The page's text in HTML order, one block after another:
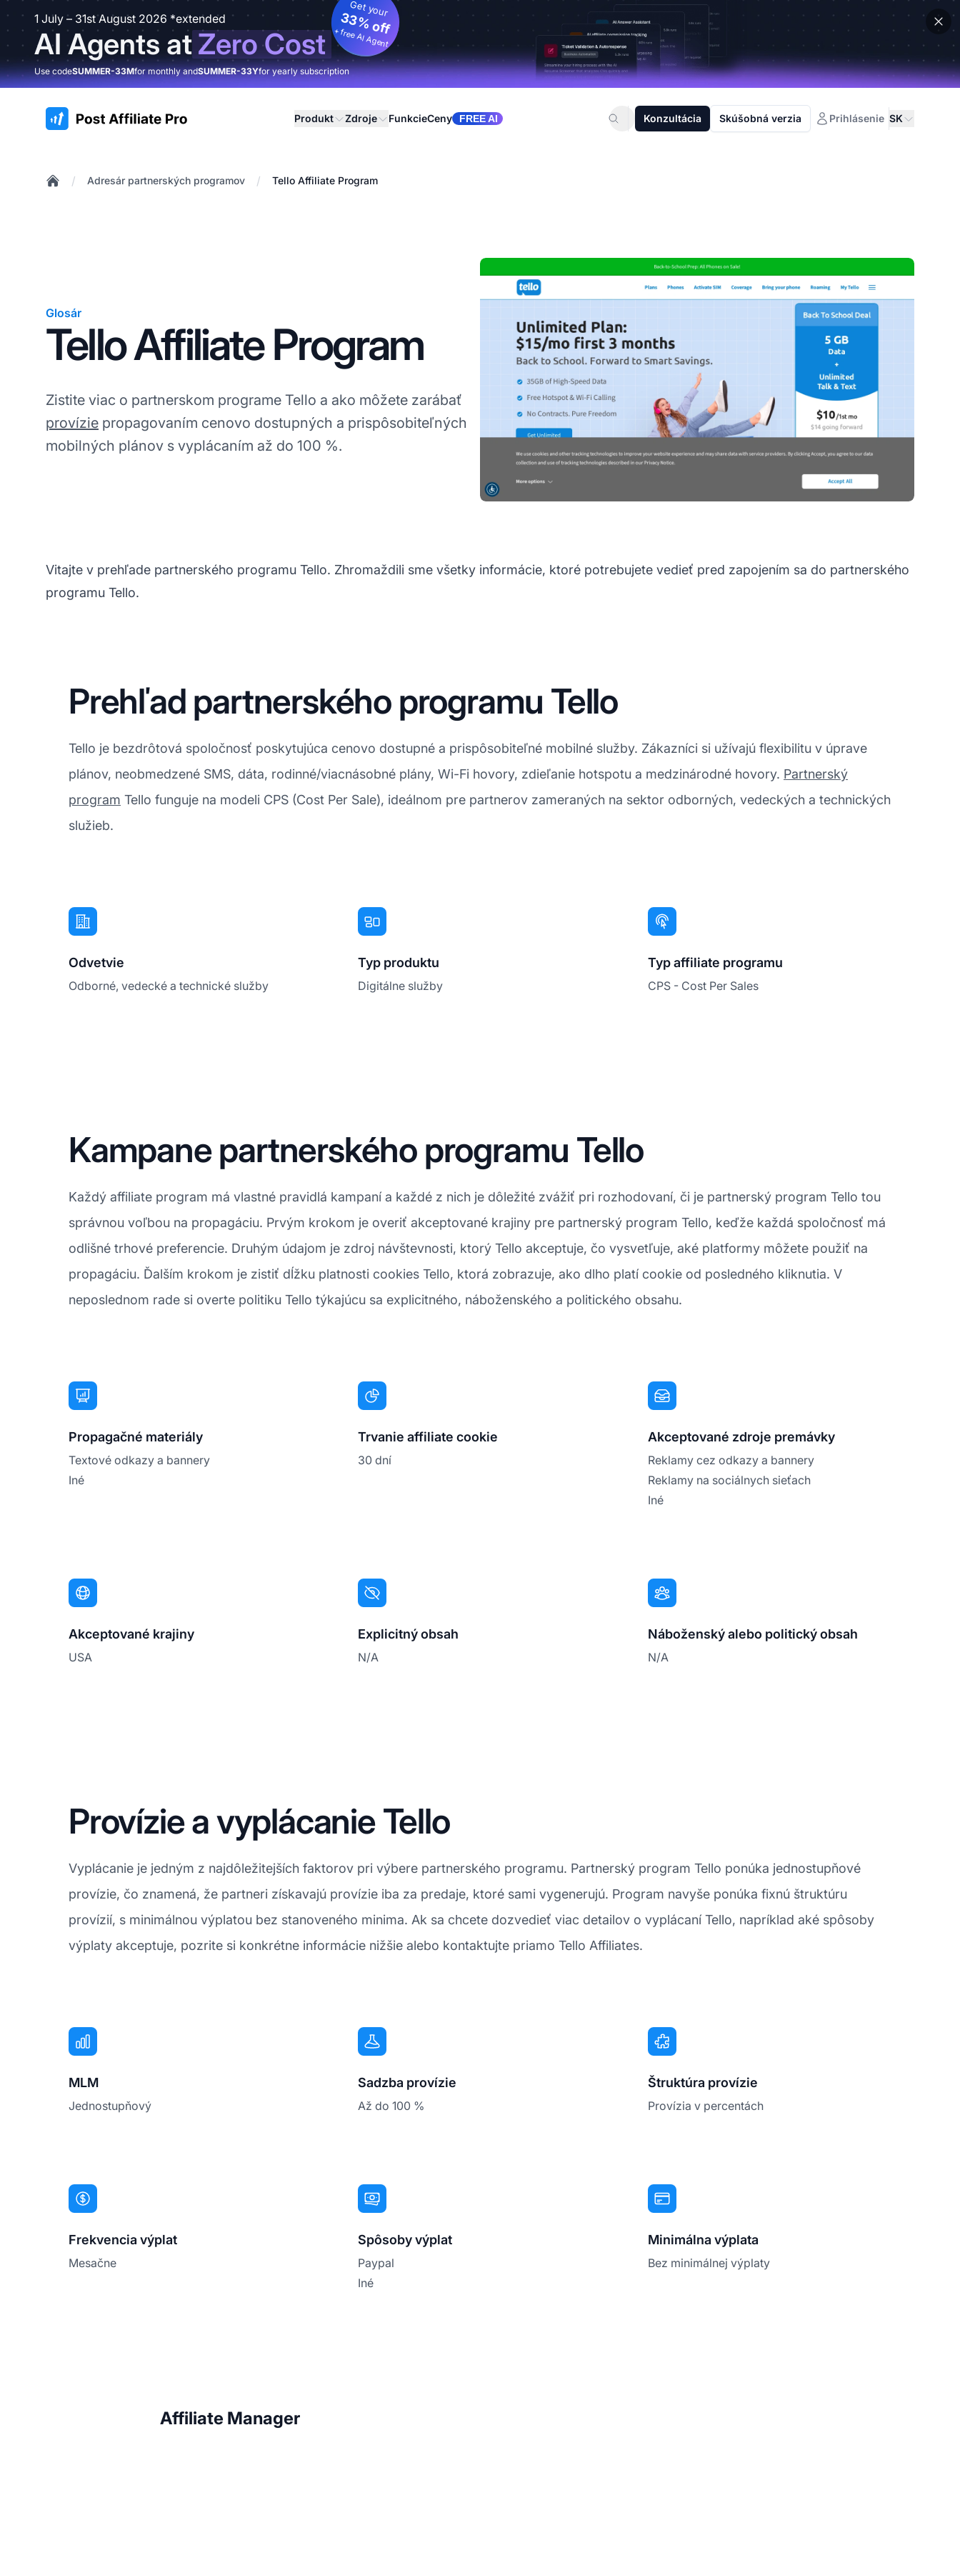
1 July – 31st August 2026 *extended
AI Agents atZero Cost
Get your
33% off
+ free AI Agent
Use codeSUMMER-33Mfor monthly andSUMMER-33Yfor yearly subscription
:site.title Produkt Zdroje FunkcieCeny FREE AI Konzultácia Skúšobná verzia Prihlásenie SK
/ Adresár partnerských programov / Tello Affiliate Program
Glosár
Tello Affiliate Program
Zistite viac o partnerskom programe Tello a ako môžete zarábať
provízie propagovaním cenovo dostupných a prispôsobiteľných
mobilných plánov s vyplácaním až do 100 %.
Vitajte v prehľade partnerského programu Tello. Zhromaždili sme všetky informácie, ktoré potrebujete vedieť pred zapojením sa do partnerského
programu Tello.
Prehľad partnerského programu Tello
Tello je bezdrôtová spoločnosť poskytujúca cenovo dostupné a prispôsobiteľné mobilné služby. Zákazníci si užívajú flexibilitu v úprave
plánov, neobmedzené SMS, dáta, rodinné/viacnásobné plány, Wi-Fi hovory, zdieľanie hotspotu a medzinárodné hovory. Partnerský
program Tello funguje na modeli CPS (Cost Per Sale), ideálnom pre partnerov zameraných na sektor odborných, vedeckých a technických
služieb.
Odvetvie
Odborné, vedecké a technické služby
Typ produktu
Digitálne služby
Typ affiliate programu
CPS - Cost Per Sales
Kampane partnerského programu Tello
Každý affiliate program má vlastné pravidlá kampaní a každé z nich je dôležité zvážiť pri rozhodovaní, či je partnerský program Tello tou
správnou voľbou na propagáciu. Prvým krokom je overiť akceptované krajiny pre partnerský program Tello, keďže každá spoločnosť má
odlišné trhové preferencie. Druhým údajom je zdroj návštevnosti, ktorý Tello akceptuje, čo vysvetľuje, aké platformy môžete použiť na
propagáciu. Ďalším krokom je zistiť dĺžku platnosti cookies Tello, ktorá zobrazuje, ako dlho platí cookie od posledného kliknutia. V
neposlednom rade si overte politiku Tello týkajúcu sa explicitného, náboženského a politického obsahu.
Propagačné materiály
Textové odkazy a bannery
Iné
Trvanie affiliate cookie
30 dní
Akceptované zdroje premávky
Reklamy cez odkazy a bannery
Reklamy na sociálnych sieťach
Iné
Akceptované krajiny
USA
Explicitný obsah
N/A
Náboženský alebo politický obsah
N/A
Provízie a vyplácanie Tello
Vyplácanie je jedným z najdôležitejších faktorov pri výbere partnerského programu. Partnerský program Tello ponúka jednostupňové
provízie, čo znamená, že partneri získavajú provízie iba za predaje, ktoré sami vygenerujú. Program navyše ponúka fixnú štruktúru
provízií, s minimálnou výplatou bez stanoveného minima. Ak sa chcete dozvedieť viac detailov o vyplácaní Tello, napríklad aké spôsoby
výplaty akceptuje, pozrite si konkrétne informácie nižšie alebo kontaktujte priamo Tello Affiliates.
MLM
Jednostupňový
Sadzba provízie
Až do 100 %
Štruktúra provízie
Provízia v percentách
Frekvencia výplat
Mesačne
Spôsoby výplat
Paypal
Iné
Minimálna výplata
Bez minimálnej výplaty
Affiliate Manager